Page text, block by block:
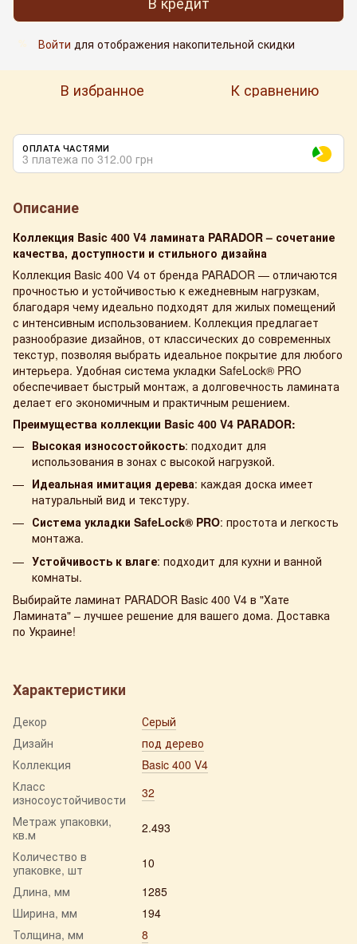
% Войти для отображения накопительной скидки
В избранное К сравнению
ОПЛАТА ЧАСТЯМИ
3 платежа по 312.00 грн
Описание
Коллекция Basic 400 V4 ламината PARADOR – сочетание
качества, доступности и стильного дизайна
Коллекция Basic 400 V4 от бренда PARADOR — отличаются
прочностью и устойчивостью к ежедневным нагрузкам,
благодаря чему идеально подходят для жилых помещений
с интенсивным использованием. Коллекция предлагает
разнообразие дизайнов, от классических до современных
текстур, позволяя выбрать идеальное покрытие для любого
интерьера. Удобная система укладки SafeLock® PRO
обеспечивает быстрый монтаж, а долговечность ламината
делает его экономичным и практичным решением.
Преимущества коллекции Basic 400 V4 PARADOR:
Высокая износостойкость: подходит для
использования в зонах с высокой нагрузкой.
Идеальная имитация дерева: каждая доска имеет
натуральный вид и текстуру.
Система укладки SafeLock® PRO: простота и легкость
монтажа.
Устойчивость к влаге: подходит для кухни и ванной
комнаты.
Выбирайте ламинат PARADOR Basic 400 V4 в "Хате
Ламината" – лучшее решение для вашего дома. Доставка
по Украине!
Характеристики
Декор
Серый
Дизайн
под дерево
Коллекция
Basic 400 V4
Класс
износоустойчивости
32
Метраж упаковки,
кв.м
2.493
Количество в
упаковке, шт
10
Длина, мм
1285
Ширина, мм
194
Толщина, мм
8